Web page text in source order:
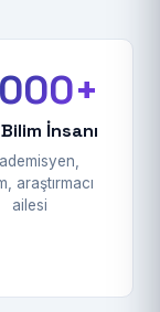
İnsanı
araştırmacı
ailesi